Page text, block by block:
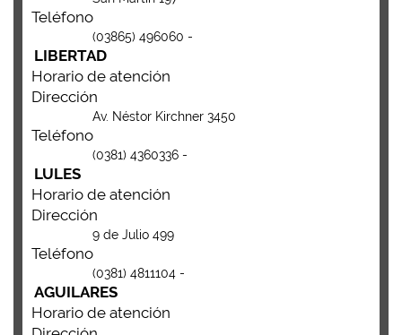
Teléfono
(03865) 496060 -
LIBERTAD
Horario de atención
Dirección
Av. Néstor Kirchner 3450
Teléfono
(0381) 4360336 -
LULES
Horario de atención
Dirección
9 de Julio 499
Teléfono
(0381) 4811104 -
AGUILARES
Horario de atención